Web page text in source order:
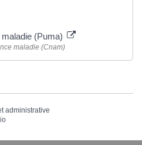
(Puma)
maladie (Cnam)
administrative